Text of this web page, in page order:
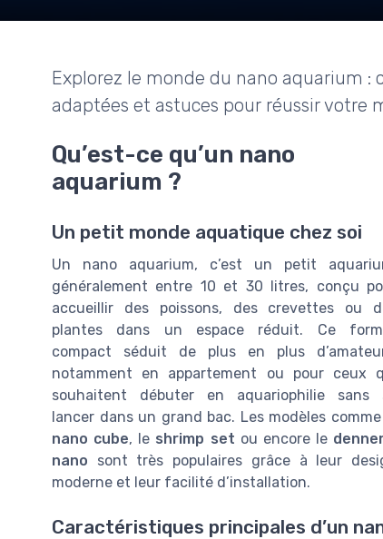
Explorez le monde du nano aquarium :
adaptées et astuces pour réussir votre
Qu’est-ce qu’un nano
aquarium ?
Un petit monde aquatique chez soi
Un nano aquarium, c’est un petit
généralement entre 10 et 30 litres, conçu
accueillir des poissons, des crevettes ou
plantes dans un espace réduit. Ce
compact séduit de plus en plus
notamment en appartement ou pour ceux
souhaitent débuter en aquariophilie sans
lancer dans un grand bac. Les modèles
nano cube, le shrimp set ou encore le
nano sont très populaires grâce à leur
moderne et leur facilité d’installation.
Caractéristiques principales d’un